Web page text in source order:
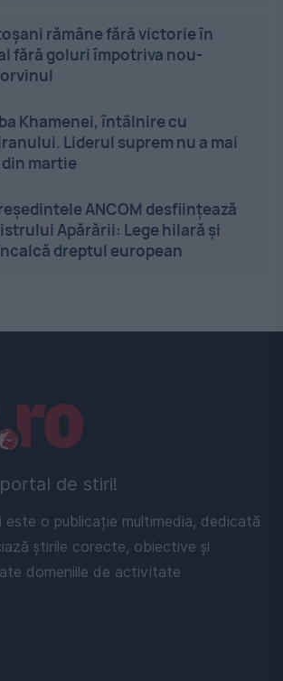
rămâne fără victorie în
fără goluri împotriva nou-
Khamenei, întâlnire cu
Liderul suprem nu a mai
martie
ANCOM desființează
Apărării: Lege hilară și
dreptul european
de stiri!
este o publicație multimedia, dedicată
știrile corecte, obiective și
domeniile de activitate